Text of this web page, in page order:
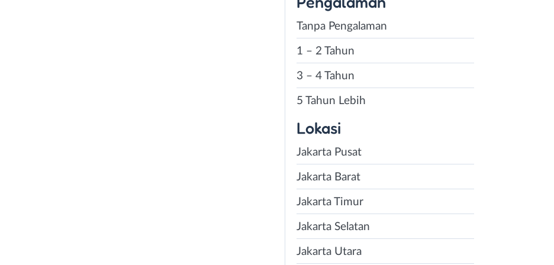
Tanpa Pengalaman
1 – 2 Tahun
3 – 4 Tahun
5 Tahun Lebih
Lokasi
Jakarta Pusat
Jakarta Barat
Jakarta Timur
Jakarta Selatan
Jakarta Utara